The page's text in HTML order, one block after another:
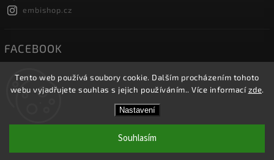
Tento web používá soubory cookie. Dalším procházením tohoto
webu vyjadřujete souhlas s jejich používáním.. Více informacízde.
Nastavení
Souhlasím
embishop.cz
FACEBOOK
Embishop.cz. Všechna práva vyhrazena.
Shoptet| DesignShoptak.cz.